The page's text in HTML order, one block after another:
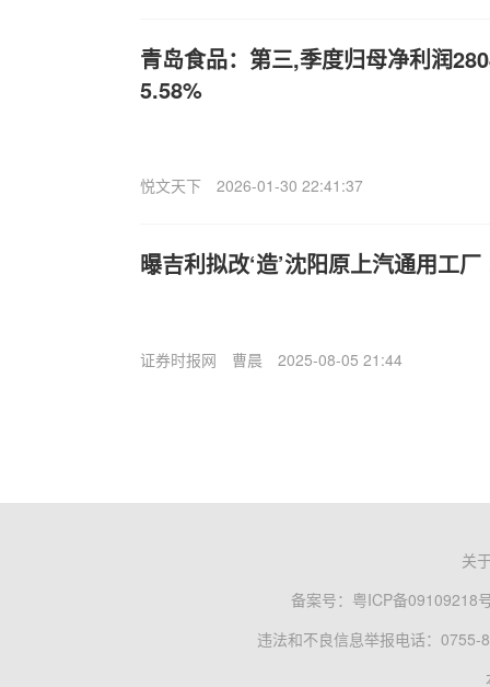
青岛食品：第三,季度归母净利润
5.58%
悦文天下 2026-01-30 22:41:37
曝吉利拟改‘造’沈阳原上汽通用工
证券时报网 曹晨 2025-08-05 21:44
关
备案号： 粤ICP备09109218
违法和不良信息举报电话：0755-